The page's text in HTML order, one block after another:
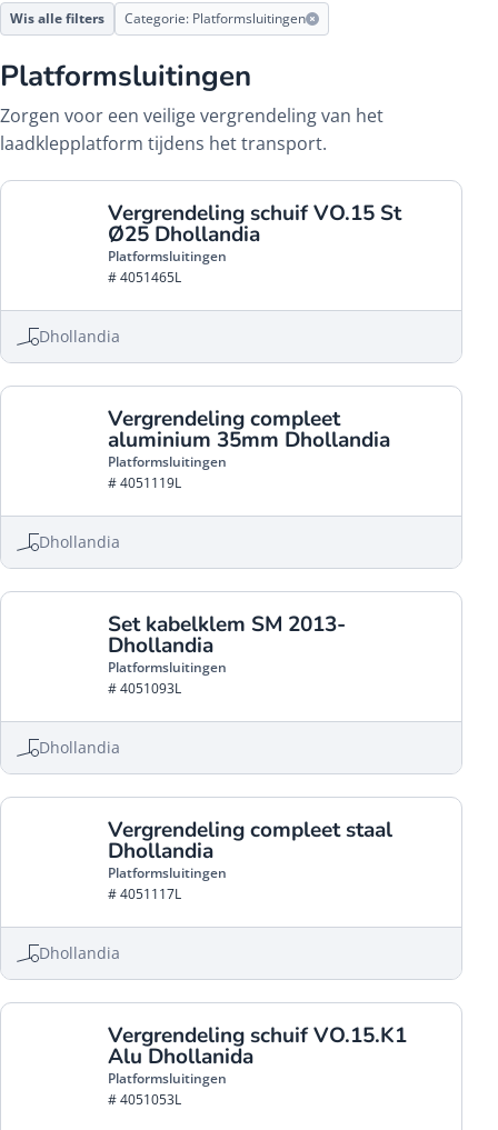
Wis alle filters Categorie: Platformsluitingen
Platformsluitingen
Zorgen voor een veilige vergrendeling van het
laadklepplatform tijdens het transport.
Vergrendeling schuif VO.15 St
Ø25 Dhollandia
Platformsluitingen
# 4051465L
Dhollandia
Vergrendeling compleet
aluminium 35mm Dhollandia
Platformsluitingen
# 4051119L
Dhollandia
Set kabelklem SM 2013-
Dhollandia
Platformsluitingen
# 4051093L
Dhollandia
Vergrendeling compleet staal
Dhollandia
Platformsluitingen
# 4051117L
Dhollandia
Vergrendeling schuif VO.15.K1
Alu Dhollanida
Platformsluitingen
# 4051053L